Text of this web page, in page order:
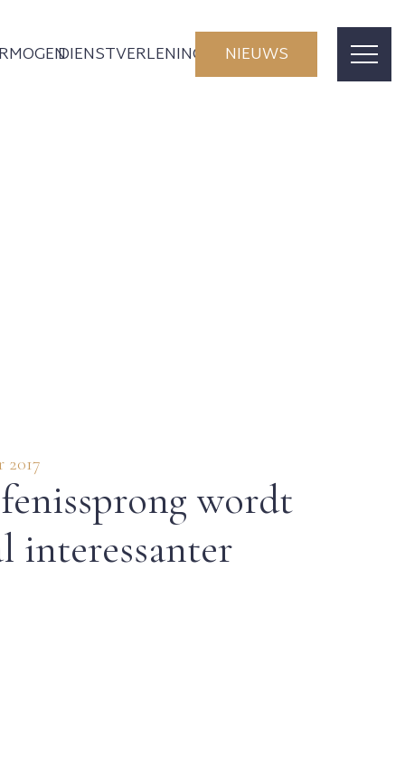
DIENSTVERLENING NIEUWS
2017
wordt
interessanter